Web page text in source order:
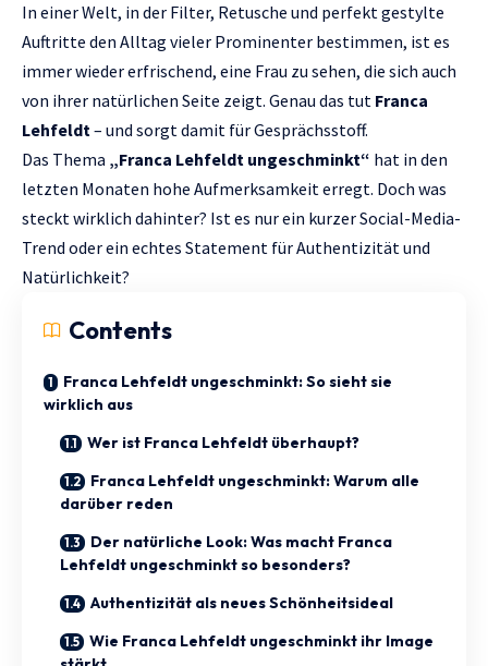
In einer Welt, in der Filter, Retusche und perfekt gestylte
Auftritte den Alltag vieler Prominenter bestimmen, ist es
immer wieder erfrischend, eine Frau zu sehen, die sich auch
von ihrer natürlichen Seite zeigt. Genau das tut Franca
Lehfeldt– und sorgt damit für Gesprächsstoff.
Das Thema „Franca Lehfeldt ungeschminkt“ hat in den
letzten Monaten hohe Aufmerksamkeit erregt. Doch was
steckt wirklich dahinter? Ist es nur ein kurzer Social-Media-
Trend oder ein echtes Statement für Authentizität und
Natürlichkeit?
Contents
Franca Lehfeldt ungeschminkt: So sieht sie
wirklich aus
Wer ist Franca Lehfeldt überhaupt?
Franca Lehfeldt ungeschminkt: Warum alle
darüber reden
Der natürliche Look: Was macht Franca
Lehfeldt ungeschminkt so besonders?
Authentizität als neues Schönheitsideal
Wie Franca Lehfeldt ungeschminkt ihr Image